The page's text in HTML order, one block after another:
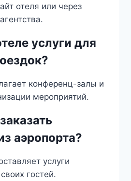
отеля или через
услуги для
конференц-залы и
мероприятий.
аэропорта?
услуги
гостей.